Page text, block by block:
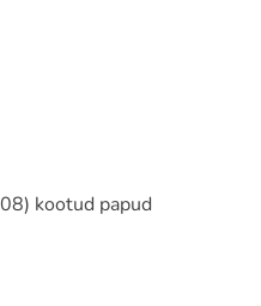
kootud papud